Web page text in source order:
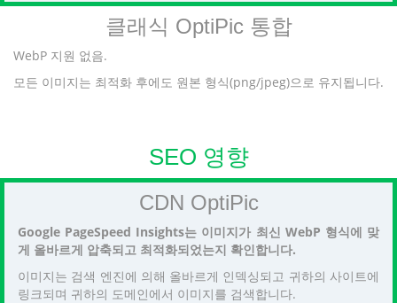
클래식 OptiPic 통합
WebP 지원 없음.
모든 이미지는 최적화 후에도 원본 형식(png/jpeg)으로 유지됩니다.
SEO 영향
CDN OptiPic
Google PageSpeed Insights는 이미지가 최신 WebP 형식에 맞
게 올바르게 압축되고 최적화되었는지 확인합니다.
이미지는 검색 엔진에 의해 올바르게 인덱싱되고 귀하의 사이트에
링크되며 귀하의 도메인에서 이미지를 검색합니다.